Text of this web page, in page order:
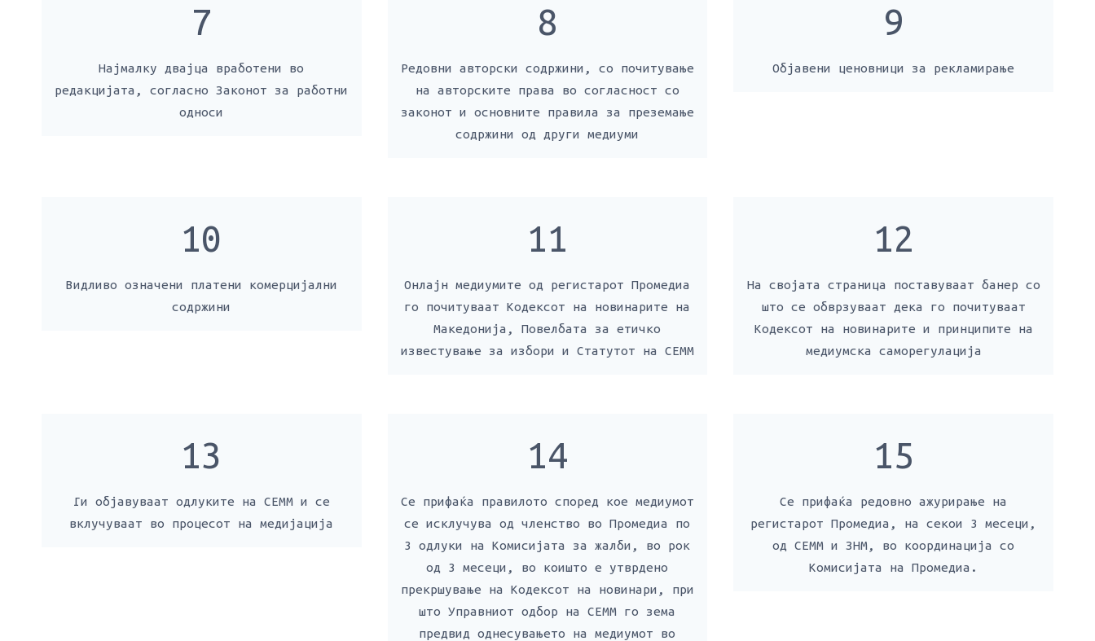
7
Најмалку двајца вработени во
редакцијата, согласно Законот за работни
односи
8
Редовни авторски содржини, со почитување
на авторските права во согласност со
законот и основните правила за преземање
содржини од други медиуми
9
Објавени ценовници за рекламирање
10
Видливо означени платени комерцијални
содржини
11
Онлајн медиумите од регистарот Промедиа
го почитуваат Кодексот на новинарите на
Македонија, Повелбата за етичко
известување за избори и Статутот на СЕММ
12
На својата страница поставуваат банер со
што се обврзуваат дека го почитуваат
Кодексот на новинарите и принципите на
медиумска саморегулација
13
Ги објавуваат одлуките на СЕММ и се
вклучуваат во процесот на медијација
14
Се прифаќа правилото според кое медиумот
се исклучува од членство во Промедиа по
3 одлуки на Комисијата за жалби, во рок
од 3 месеци, во коишто е утврдено
прекршување на Кодексот на новинари, при
што Управниот одбор на СЕММ го зема
предвид однесувањето на медиумот во
15
Се прифаќа редовно ажурирање на
регистарот Промедиа, на секои 3 месеци,
од СЕММ и ЗНМ, во координација со
Комисијата на Промедиа.